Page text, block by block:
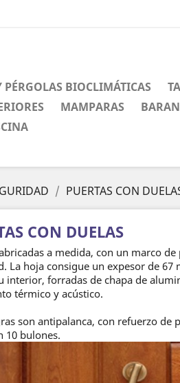
PÉRGOLAS BIOCLIMÁTICAS
MAMPARAS
PUERTAS CON
CON DUELAS
a medida, con un marco
La hoja consigue un expesor de
interior, forradas de chapa de
térmico y acústico.
son antipalanca, con refuerzo
10 bulones.